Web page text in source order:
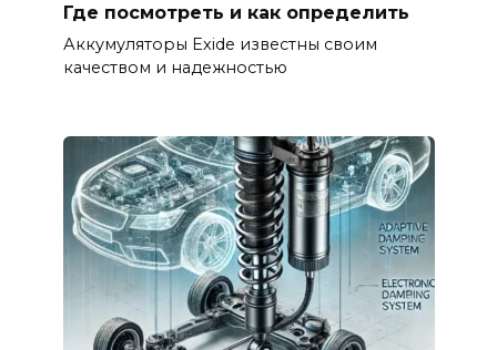
Где посмотреть и как определить
Аккумуляторы Exide известны своим
качеством и надежностью